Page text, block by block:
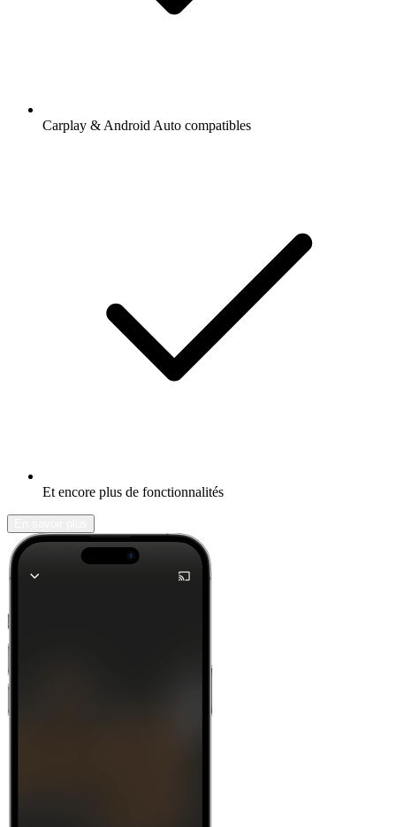
Carplay & Android Auto compatibles
Et encore plus de fonctionnalités